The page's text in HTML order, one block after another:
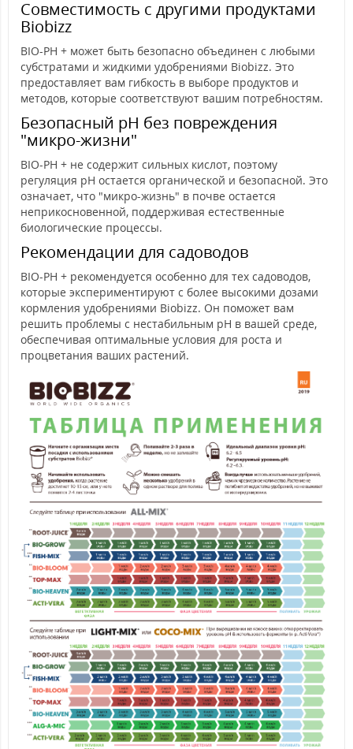
Совместимость с другими продуктами
Biobizz
BIO-PH + может быть безопасно объединен с любыми
субстратами и жидкими удобрениями Biobizz. Это
предоставляет вам гибкость в выборе продуктов и
методов, которые соответствуют вашим потребностям.
Безопасный pH без повреждения
"микро-жизни"
BIO-PH + не содержит сильных кислот, поэтому
регуляция pH остается органической и безопасной. Это
означает, что "микро-жизнь" в почве остается
неприкосновенной, поддерживая естественные
биологические процессы.
Рекомендации для садоводов
BIO-PH + рекомендуется особенно для тех садоводов,
которые экспериментируют с более высокими дозами
кормления удобрениями Biobizz. Он поможет вам
решить проблемы с нестабильным pH в вашей среде,
обеспечивая оптимальные условия для роста и
процветания ваших растений.